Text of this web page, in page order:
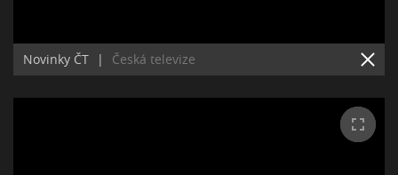
Novinky ČT | Česká televize